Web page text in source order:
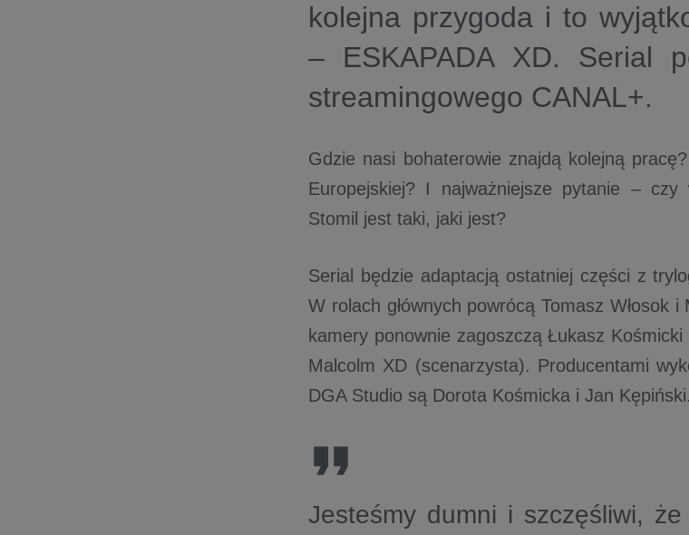
kolejna przygoda i to
– ESKAPADA XD. Serial
streamingowego CANAL+.
Gdzie nasi bohaterowie znajdą kolejną
Europejskiej? I najważniejsze pytanie –
Stomil jest taki, jaki jest?
Serial będzie adaptacją ostatniej części z
W rolach głównych powrócą Tomasz Włosok
kamery ponownie zagoszczą Łukasz
Malcolm XD (scenarzysta). Producentami
DGA Studio są Dorota Kośmicka i Jan Kępiński.
Jesteśmy dumni i szczęśliwi,